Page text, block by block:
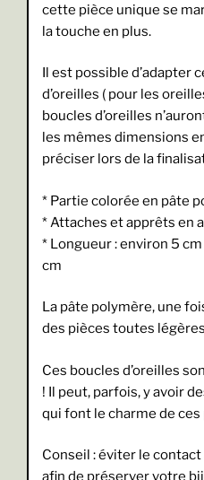
cette pièce unique se
la touche en plus.
Il est possible d’adapter
d’oreilles ( pour les
boucles d’oreilles
les mêmes dimensions
préciser lors de la
* Partie colorée en pâte
* Attaches et apprêts en
* Longueur : environ 5
cm
La pâte polymère, une
des pièces toutes
Ces boucles d’oreilles
! Il peut, parfois, y avoir
qui font le charme de
Conseil : éviter le contact
afin de préserver votre